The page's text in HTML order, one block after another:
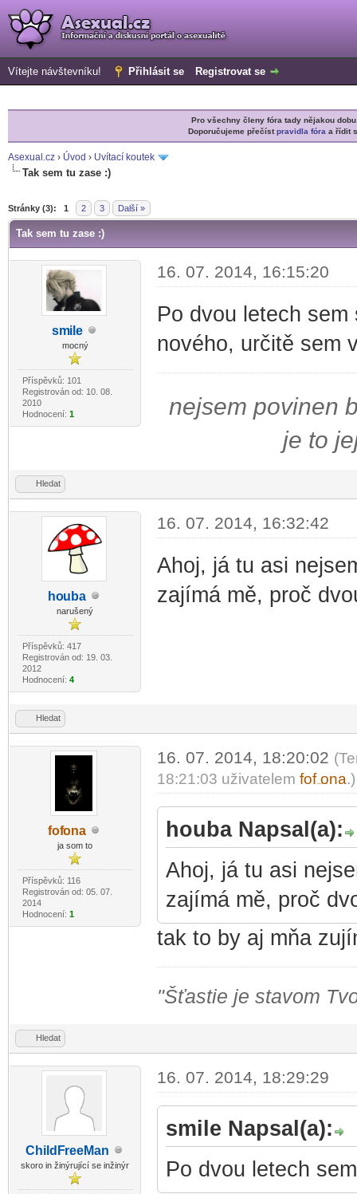
Vítejte návštevníku! Přihlásit se Registrovat se
Pro všechny členy fóra tady nějakou
Doporučujeme přečístpravidla fóra a řídit
Asexual.cz › Úvod › Uvítací koutek
Tak sem tu zase :)
Stránky (3): 1 2 3 Další »
Tak sem tu zase :)
smile
mocný
Příspěvků: 101
Registrován od: 10. 08.
2010
Hodnocení: 1
16. 07. 2014, 16:15:20
Po dvou letech
nového, určitě sem
nejsem povinen
je to
Hledat
houba
narušený
Příspěvků: 417
Registrován od: 19. 03.
2012
Hodnocení: 4
16. 07. 2014, 16:32:42
Ahoj, já tu asi
zajímá mě, proč
Hledat
fofona
ja som to
Příspěvků: 116
Registrován od: 05. 07.
2014
Hodnocení: 1
16. 07. 2014, 18:20:02
18:21:03 uživatelem fof ona.)
houba Napsal(a):
Ahoj, já tu asi
zajímá mě, proč
tak to by aj mňa
"Šťastie je stavom
Hledat
ChildFreeMan
skoro in žinýrující se inžinýr
16. 07. 2014, 18:29:29
smile Napsal(a):
Po dvou letech